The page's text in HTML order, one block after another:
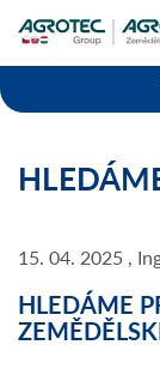
15. 04. 2025 ,
HLEDÁME